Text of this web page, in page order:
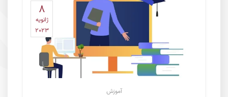
8
ژانویه
2023
آموزش